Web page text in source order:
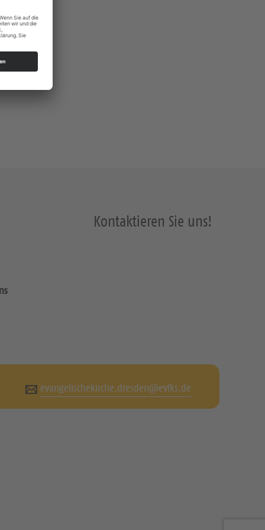
Kontaktieren Sie uns!
evangelischekirche.dresden@evlks.de